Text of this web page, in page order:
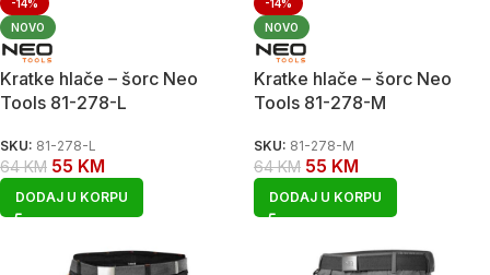
-14%
NOVO
Kratke hlače – šorc Neo
Tools 81-278-L
SKU: 81-278-L
64KM 55 KM
DODAJ U KORPU
-14%
NOVO
Kratke hlače – šorc Neo
Tools 81-278-M
SKU: 81-278-M
64KM 55 KM
DODAJ U KORPU